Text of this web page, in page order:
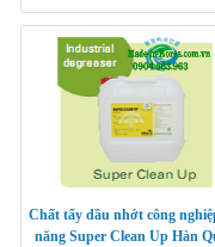
Chất tẩy dầu nhớt công
năng Super Clean Up Hàn